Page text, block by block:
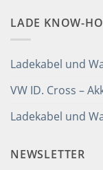
LADE KNOW-
Ladekabel und
VW ID. Cross –
Ladekabel und
NEWSLETTER